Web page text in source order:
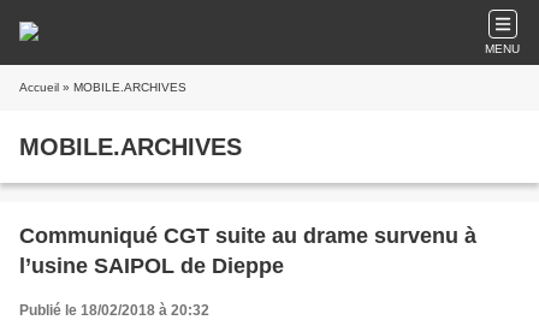
MENU
Accueil » MOBILE.ARCHIVES
MOBILE.ARCHIVES
Communiqué CGT suite au drame survenu à
l’usine SAIPOL de Dieppe
Publié le 18/02/2018 à 20:32